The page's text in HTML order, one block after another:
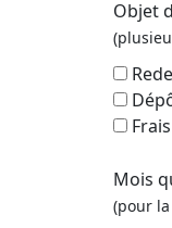
Objet
Mois
(pour